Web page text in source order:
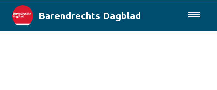
Barendrechts Dagblad